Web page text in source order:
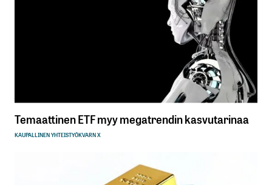
Temaattinen ETF myy megatrendin kasvutarinaa
KAUPALLINEN YHTEISTYÖKVARN X